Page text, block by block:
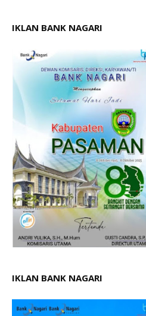
IKLAN BANK NAGARI
IKLAN BANK NAGARI